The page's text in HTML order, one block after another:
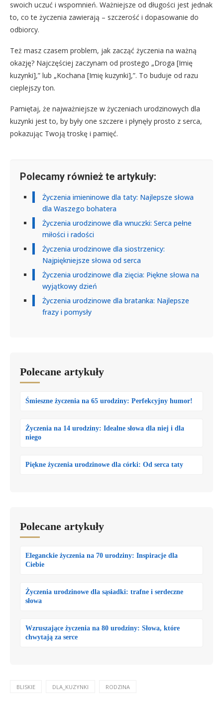
swoich uczuć i wspomnień. Ważniejsze od długości jest jednak
to, co te życzenia zawierają – szczerość i dopasowanie do
odbiorcy.
Też masz czasem problem, jak zacząć życzenia na ważną
okazję? Najczęściej zaczynam od prostego „Droga [Imię
kuzynki],” lub „Kochana [Imię kuzynki],”. To buduje od razu
cieplejszy ton.
Pamiętaj, że najważniejsze w życzeniach urodzinowych dla
kuzynki jest to, by były one szczere i płynęły prosto z serca,
pokazując Twoją troskę i pamięć.
Polecamy również te artykuły:
Życzenia imieninowe dla taty: Najlepsze słowa
dla Waszego bohatera
Życzenia urodzinowe dla wnuczki: Serca pełne
miłości i radości
Życzenia urodzinowe dla siostrzenicy:
Najpiękniejsze słowa od serca
Życzenia urodzinowe dla zięcia: Piękne słowa na
wyjątkowy dzień
Życzenia urodzinowe dla bratanka: Najlepsze
frazy i pomysły
Polecane artykuły
Śmieszne życzenia na 65 urodziny: Perfekcyjny humor!
Życzenia na 14 urodziny: Idealne słowa dla niej i dla
niego
Piękne życzenia urodzinowe dla córki: Od serca taty
Polecane artykuły
Eleganckie życzenia na 70 urodziny: Inspiracje dla
Ciebie
Życzenia urodzinowe dla sąsiadki: trafne i serdeczne
słowa
Wzruszające życzenia na 80 urodziny: Słowa, które
chwytają za serce
BLISKIE DLA_KUZYNKI RODZINA